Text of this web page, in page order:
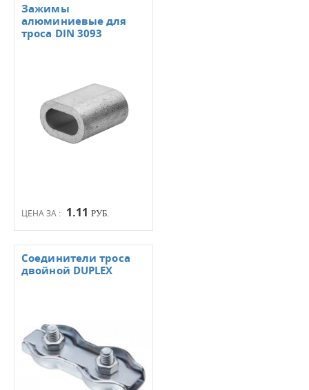
ЦЕНА ЗА : 1.11 РУБ.
Зажимы
алюминиевые для
троса DIN 3093
Соединители троса
двойной DUPLEX